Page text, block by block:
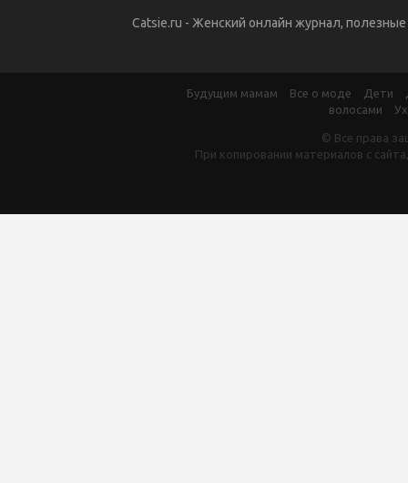
Catsie.ru - Женский онлайн журнал,
Будущим мамам Все о моде Дети
волосами
© Все права
При копировании материалов с